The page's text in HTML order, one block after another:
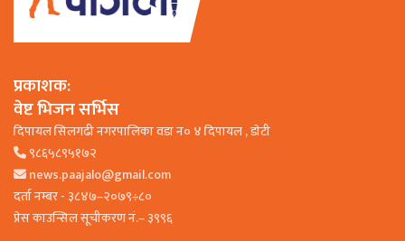
प्रकाशक:
वेष्ट भिजन सर्भिस
दिपायल सिलगढी नगरपालिका वडा न० ४ दिपायल , डाेटी
९८६५८९५१७२
news.paajalo@gmail.com
दर्ता नम्बर - ३८४७–२०७९÷८०
प्रेस काउन्सिल सूचीकरण नं.– ३९९६